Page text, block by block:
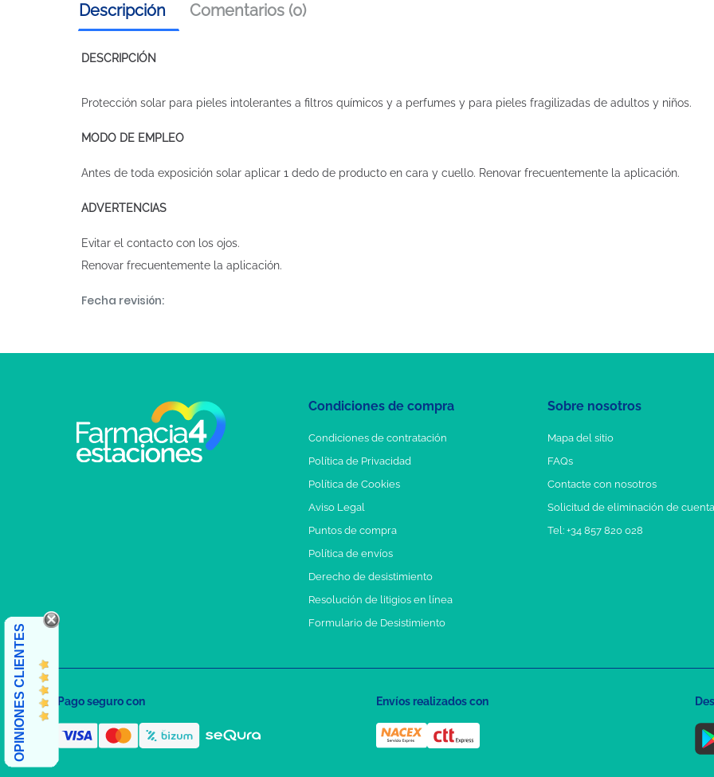
Descripción Comentarios (0)
DESCRIPCIÓN
Protección solar para pieles intolerantes a filtros químicos y a perfumes y para pieles fragilizadas de adultos y niños.
MODO DE EMPLEO
Antes de toda exposición solar aplicar 1 dedo de producto en cara y cuello. Renovar frecuentemente la aplicación.
ADVERTENCIAS
Evitar el contacto con los ojos.
Renovar frecuentemente la aplicación.
Fecha revisión:
Condiciones de compra
Condiciones de contratación
Política de Privacidad
Política de Cookies
Aviso Legal
Puntos de compra
Política de envíos
Derecho de desistimiento
Resolución de litigios en línea
Formulario de Desistimiento
Sobre nosotros
Mapa del sitio
FAQs
Contacte con nosotros
Solicitud de eliminación de cuenta
Tel: +34 857 820 028
OPINIONES CLIENTES Pago seguro con Envíos realizados con